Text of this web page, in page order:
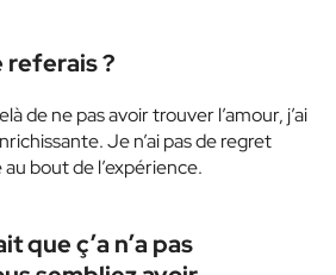
referais ?
de ne pas avoir trouver l’amour, j’ai
Je n’ai pas de regret
bout de l’expérience.
que ç’a n’a pas